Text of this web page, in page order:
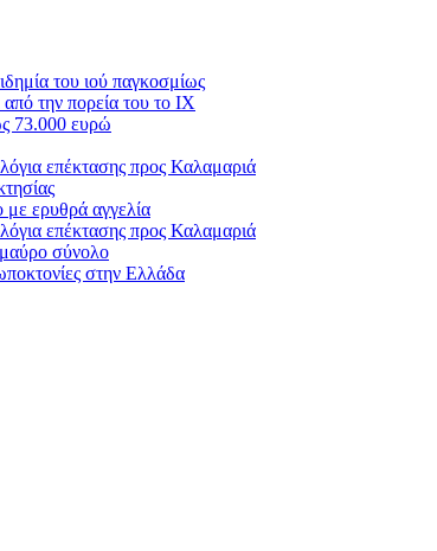
του ιού παγκοσμίως
την πορεία του το ΙΧ
73.000 ευρώ
επέκτασης προς Καλαμαριά
με ερυθρά αγγελία
επέκτασης προς Καλαμαριά
σύνολο
στην Ελλάδα